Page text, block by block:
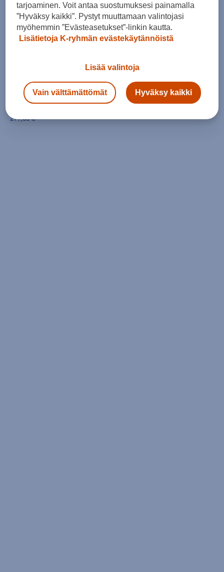
Hyper Tour 2.0 HES-Carbon PowerRibs 3D DR - padelmaila
(0)
299,00 €
tarjoaminen. Voit antaa suostumuksesi painamalla
”Hyväksy kaikki”. Pystyt muuttamaan valintojasi
myöhemmin ”Evästeasetukset”-linkin kautta.
Lisätietoja K-ryhmän evästekäytännöistä
Lisää valintoja
Vain välttämättömät Hyväksy kaikki